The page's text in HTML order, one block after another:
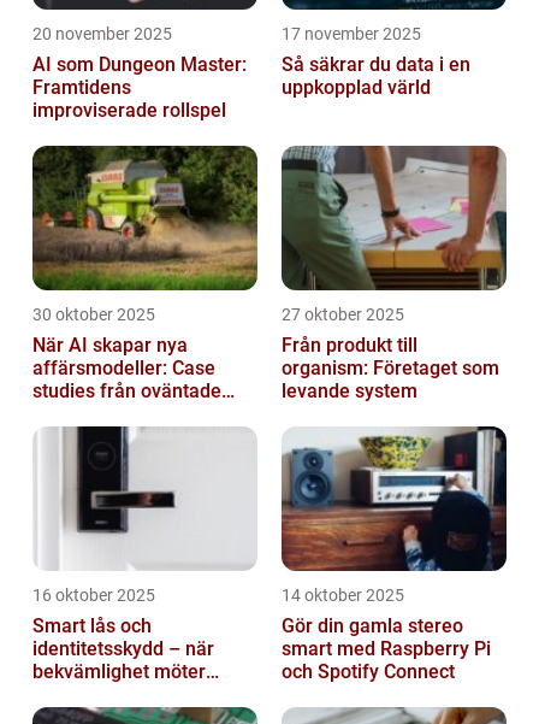
20 november 2025
AI som Dungeon Master:
Framtidens
improviserade rollspel
17 november 2025
Så säkrar du data i en
uppkopplad värld
30 oktober 2025
När AI skapar nya
affärsmodeller: Case
studies från oväntade
27 oktober 2025
Från produkt till
organism: Företaget som
levande system
16 oktober 2025
Smart lås och
identitetsskydd – när
bekvämlighet möter
14 oktober 2025
Gör din gamla stereo
smart med Raspberry Pi
och Spotify Connect